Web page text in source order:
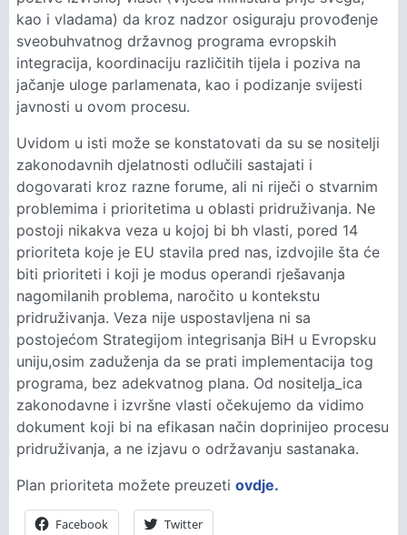
kao i vladama) da kroz nadzor osiguraju provođenje
sveobuhvatnog državnog programa evropskih
integracija, koordinaciju različitih tijela i poziva na
jačanje uloge parlamenata, kao i podizanje svijesti
javnosti u ovom procesu.
Uvidom u isti može se konstatovati da su se nositelji
zakonodavnih djelatnosti odlučili sastajati i
dogovarati kroz razne forume, ali ni riječi o stvarnim
problemima i prioritetima u oblasti pridruživanja. Ne
postoji nikakva veza u kojoj bi bh vlasti, pored 14
prioriteta koje je EU stavila pred nas, izdvojile šta će
biti prioriteti i koji je modus operandi rješavanja
nagomilanih problema, naročito u kontekstu
pridruživanja. Veza nije uspostavljena ni sa
postojećom Strategijom integrisanja BiH u Evropsku
uniju,osim zaduženja da se prati implementacija tog
programa, bez adekvatnog plana. Od nositelja_ica
zakonodavne i izvršne vlasti očekujemo da vidimo
dokument koji bi na efikasan način doprinijeo procesu
pridruživanja, a ne izjavu o održavanju sastanaka.
Plan prioriteta možete preuzeti ovdje.
Facebook Twitter